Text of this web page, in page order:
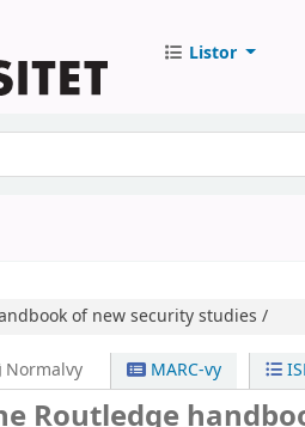
Listor
of new security studies /
Normalvy MARC-vy
Routledge